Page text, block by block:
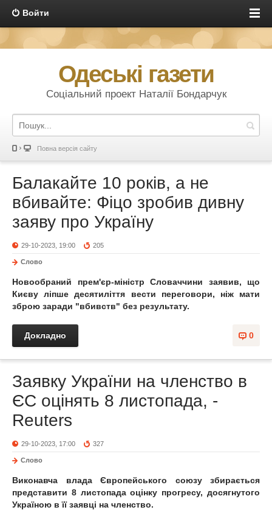
Войти
Одеські газети
Соціальний проект Наталії Бондарчук
Повна версія сайту
Балакайте 10 років, а не
вбивайте: Фіцо зробив дивну
заяву про Україну
29-10-2023, 19:00 205
Слово
Новообраний прем'єр-міністр Словаччини заявив, що
Києву ліпше десятиліття вести переговори, ніж мати
зброю заради "вбивств" без результату.
0
Докладно
Заявку України на членство в
ЄС оцінять 8 листопада, -
Reuters
29-10-2023, 17:00 327
Слово
Виконавча влада Європейського союзу збирається
представити 8 листопада оцінку прогресу, досягнутого
Україною в її заявці на членство.